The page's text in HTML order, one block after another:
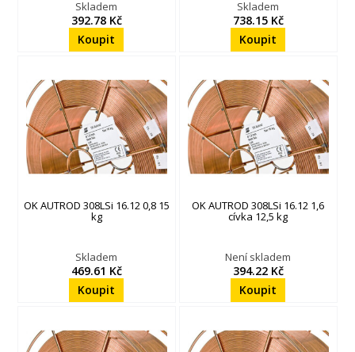
Skladem
392.78 Kč
Skladem
738.15 Kč
OK AUTROD 308LSi 16.12 0,8 15
kg
Skladem
469.61 Kč
OK AUTROD 308LSi 16.12 1,6
cívka 12,5 kg
Není skladem
394.22 Kč